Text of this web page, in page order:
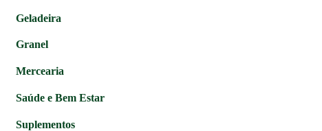
Geladeira
Granel
Mercearia
Saúde e Bem Estar
Suplementos